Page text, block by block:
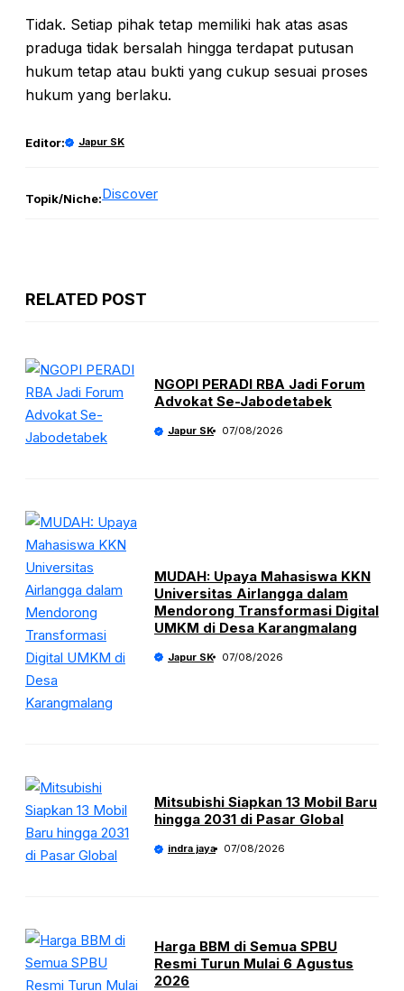
Tidak. Setiap pihak tetap memiliki hak atas asas
praduga tidak bersalah hingga terdapat putusan
hukum tetap atau bukti yang cukup sesuai proses
hukum yang berlaku.
Editor: Japur SK
Topik/Niche:Discover
RELATED POST
NGOPI PERADI RBA Jadi Forum
Advokat Se-Jabodetabek
Japur SK 07/08/2026
MUDAH: Upaya Mahasiswa KKN
Universitas Airlangga dalam
Mendorong Transformasi Digital
UMKM di Desa Karangmalang
Japur SK 07/08/2026
Mitsubishi Siapkan 13 Mobil Baru
hingga 2031 di Pasar Global
indra jaya 07/08/2026
Harga BBM di Semua SPBU
Resmi Turun Mulai 6 Agustus
2026